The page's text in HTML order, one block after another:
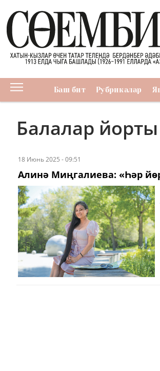
Баш бит Рубрикалар
Балалар
18 Июнь 2025 - 09:51
Алинә Миңгалиева: «Һәр